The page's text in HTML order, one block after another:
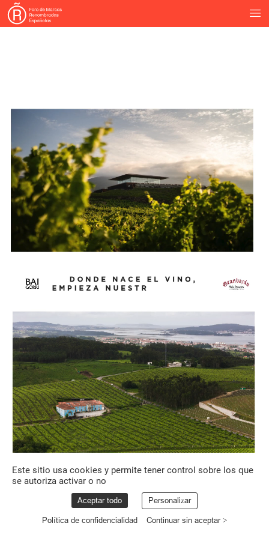
Este sitio usa cookies y permite tener control sobre los que
se autoriza activar o no
Aceptar todo Personalizar
Política de confidencialidad Continuar sin aceptar >